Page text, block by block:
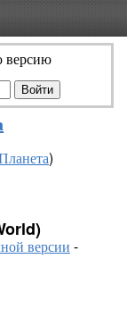
версию
)
версии -